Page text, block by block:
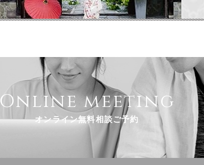
Online meeting
オンライン無料相談ご予約